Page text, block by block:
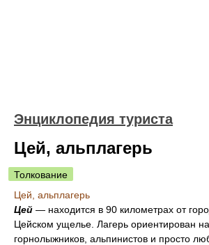
Энциклопедия туриста
Цей, альплагерь
Толкование
Цей, альплагерь
Цей — находится в 90 километрах от
Цейском ущелье. Лагерь ориентирован
горнолыжников, альпинистов и просто